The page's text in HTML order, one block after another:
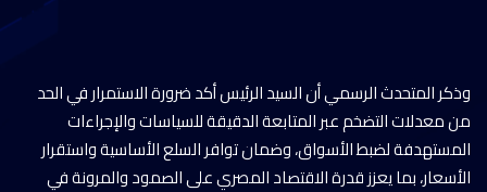
وذكر المتحدث الرسمي أن السيد الرئيس أكد ضرورة الاستمرار في الحد
من معدلات التضخم عبر المتابعة الدقيقة للسياسات والإجراءات
المستهدفة لضبط الأسواق، وضمان توافر السلع الأساسية واستقرار
الأسعار، بما يعزز قدرة الاقتصاد المصري على الصمود والمرونة في